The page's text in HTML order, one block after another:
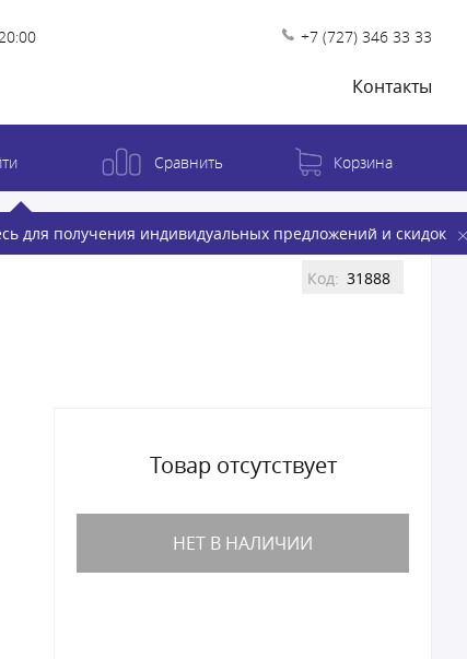
+7 (727) 346 33 33
Контакты
для получения индивидуальных предложений и скидок
Сравнить Корзина
Код: 31888
Товар отсутствует
НЕТ В НАЛИЧИИ